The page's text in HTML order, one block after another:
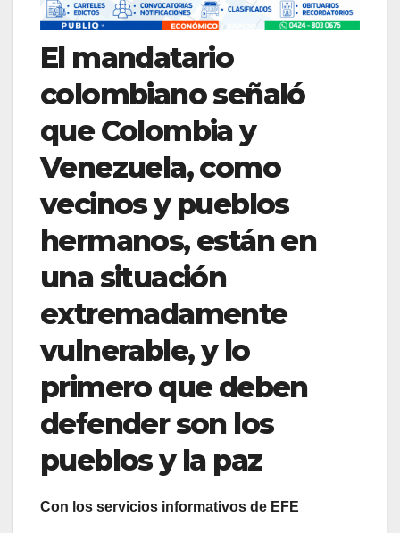
El mandatario
colombiano señaló
que Colombia y
Venezuela, como
vecinos y pueblos
hermanos, están en
una situación
extremadamente
vulnerable, y lo
primero que deben
defender son los
pueblos y la paz
Con los servicios informativos de EFE